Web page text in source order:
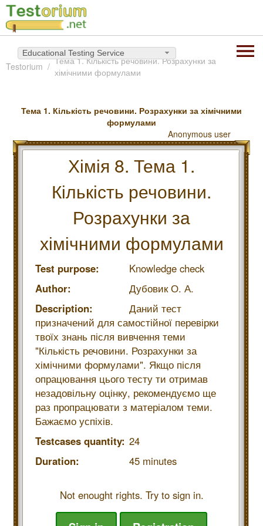
Educational Testing Service
Testorium
Тема 1. Кількість речовини. Розрахунки за
хімічними формулами
Тема 1. Кількість речовини. Розрахунки за хімічними
формулами
Anonymous user
Хімія 8. Тема 1.
Кількість речовини.
Розрахунки за
хімічними формулами
Test purpose:
Knowledge check
Author:
Дубовик О. А.
Description:
Даний тест
призначений для самостійної перевірки
твоїх знань після вивчення теми
"Кількість речовини. Розрахунки за
хімічними формулами". Якщо після
опрацювання цього тесту ти отримав
незадовільну оцінку, рекомендуємо ще
раз пропрацювати з матеріалом теми.
Бажаємо успіхів.
Testcases quantity: 24
Duration:
45 minutes
Not enought rights. Try to sign in.